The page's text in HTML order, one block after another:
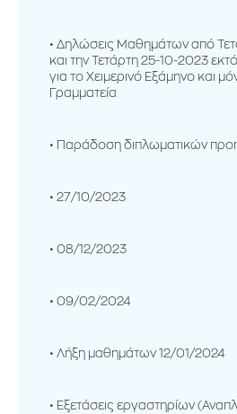
Δηλώσεις Μαθημάτων από
και την Τετάρτη 25-10-2023
για το Χειμερινό Εξάμηνο και
Γραμματεία
Παράδοση διπλωματικών
27/10/2023
08/12/2023
09/02/2024
Λήξη μαθημάτων 12/01/2024
Εξετάσεις εργαστηρίων